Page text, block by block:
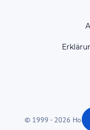
© 1999 - 2026